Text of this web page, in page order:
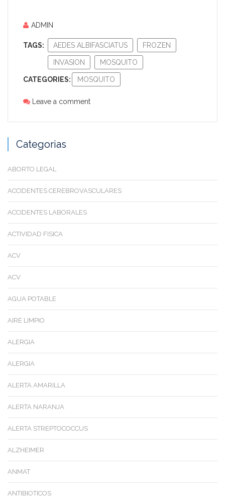
ADMIN
TAGS: AEDES ALBIFASCIATUS FROZEN
INVASION MOSQUITO
CATEGORIES: MOSQUITO
Leave a comment
Categorias
ABORTO LEGAL
ACCIDENTES CEREBROVASCULARES
ACCIDENTES LABORALES
ACTIVIDAD FISICA
ACV
ACV
AGUA POTABLE
AIRE LIMPIO
ALERGIA
ALERGIA
ALERTA AMARILLA
ALERTA NARANJA
ALERTA STREPTOCOCCUS
ALZHEIMER
ANMAT
ANTIBIOTICOS